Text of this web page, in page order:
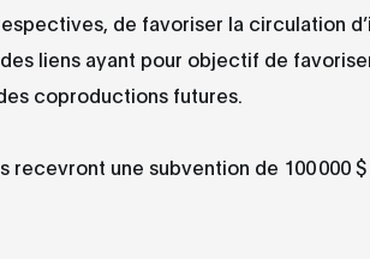
de favoriser la circulation
liens ayant pour objectif de
coproductions futures.
une subvention de 100 000 $